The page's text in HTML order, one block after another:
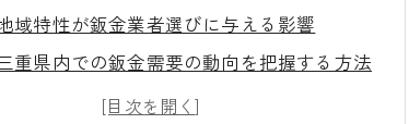
域特性が鈑金業者選びに与える影響
重県内での鈑金需要の動向を把握する方法
信頼性の高い地元業者を選ぶ理由